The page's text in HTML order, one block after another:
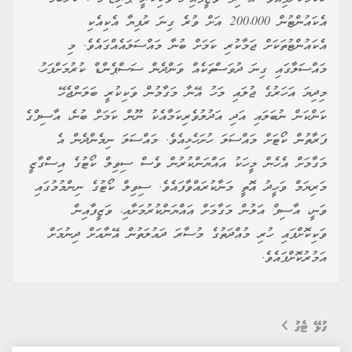
އެކައުންޓުން 200،000 އަށް ވުރެ ގިނަ ރުފިޔާ އެކިއެކި
އެކައުންޓުތަކަށް ޖަމާކުރި ކަމަށް ބުނާ މައްސަލައެއްގައެވެ. މި
މައްސަލާގައި ގިނަ ދުވަސްތަކެއް ވަންދެން ސަސްޕެންޑް ކުރުމަށްފަހު،
މިދިޔަ އަހަރުގެ ޖުލައި މަހު އޭނާ މަގާމުން ވަކިކުރީ ބަލަންޖެހޭ
ކަންކަން ނުބަލައި އަދި އަދުލުވެރިކަމާއެކު ނޫން ކަމަށް ބުނެ، އާސިފްގެ
ފަރާތުން ކޯޓަށް މައްސަލަ ހުށަހެޅިއެވެ. މައްސަލަ ނިމެންދެން އެ
މަގާމަށް އެހެން މީހަކު އައްޔަންކުރުން ވެސް ސިވިލް ކޯޓުގެ އިސްގާޒީ
މަރިޔަމް ވަހީދު އޮތީ މަނާކުރައްވާފައެވެ. ސިވިލް ކޯޓުގެ ނިންމުމުގައި
ވަނީ، އާސިފް އަލުން މަގާމަށް އައްޔަންކުރުމަށާއި، ވަޒީފާއިން
ވަކިކޮށްފައި ހުރި މުއްދަތުގެ މުސާރަ ދައުލަތުން އޭނާއަށް ދިނުމަށް
އަމުރުކޮށްފައެވެ.
ގުޅޭ ޓެގު